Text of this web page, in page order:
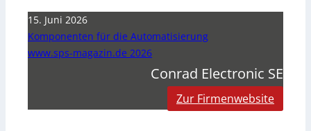
15. Juni 2026
Komponenten für die Automatisierung
www.sps-magazin.de 2026
Conrad Electronic SE
Zur Firmenwebsite